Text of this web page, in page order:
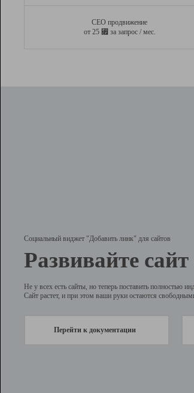
СЕО продвижение
от 25 ⃏ за запрос / мес.
Социальный виджет "Добавить линк" для сайтов
Развивайте
Не у всех есть сайты, но теперь поставить полностью
Сайт растет, и при этом ваши руки остаются
Перейти к документации